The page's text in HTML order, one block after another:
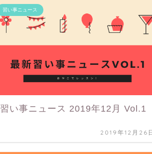
習い事ニュース
習い事ニュース 2019年12月 Vol.1
2019年12月26